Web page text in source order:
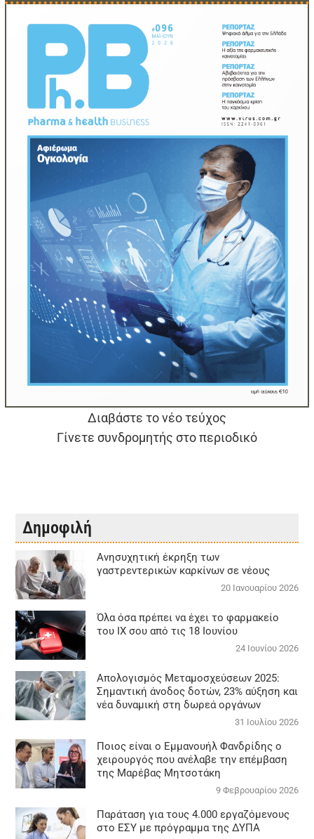
Διαβάστε το νέο τεύχος
Γίνετε συνδρομητής στο περιοδικό
Δημοφιλή
Aνησυχητική έκρηξη των
γαστρεντερικών καρκίνων σε νέους
20 Ιανουαρίου 2026
Όλα όσα πρέπει να έχει το φαρμακείο
του ΙΧ σου από τις 18 Ιουνίου
24 Ιουνίου 2026
Απολογισμός Μεταμοσχεύσεων 2025:
Σημαντική άνοδος δοτών, 23% αύξηση και
νέα δυναμική στη δωρεά οργάνων
31 Ιουλίου 2026
Ποιος είναι ο Εμμανουήλ Φανδρίδης ο
χειρουργός που ανέλαβε την επέμβαση
της Μαρέβας Μητσοτάκη
9 Φεβρουαρίου 2026
Παράταση για τους 4.000 εργαζόμενους
στο ΕΣΥ με πρόγραμμα της ΔΥΠΑ